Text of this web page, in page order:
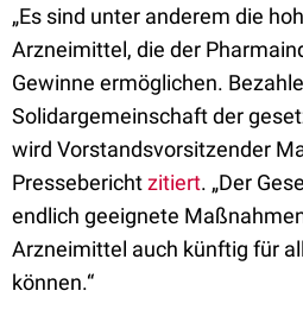
„Es sind unter anderem die
Arzneimittel, die der
Gewinne ermöglichen.
Solidargemeinschaft der
wird Vorstandsvorsitzender
Presseberichtzitiert. „Der
endlich geeignete
Arzneimittel auch künftig für
können.“